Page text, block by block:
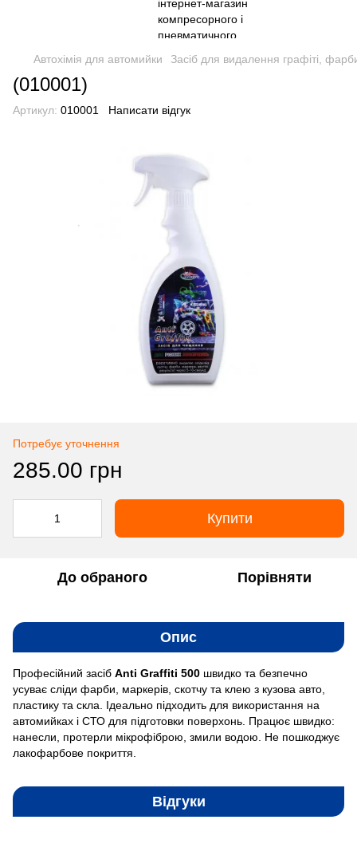
Автохімія для автомийки Засіб для видалення графіті,
(010001)
Артикул: 010001 Написати відгук
Потребує уточнення
285.00 грн
Купити
До обраного Порівняти
Опис
Професійний засіб Anti Graffiti 500 швидко та безпечно
усуває сліди фарби, маркерів, скотчу та клею з кузова авто,
пластику та скла. Ідеально підходить для використання на
автомийках і СТО для підготовки поверхонь. Працює швидко:
нанесли, протерли мікрофіброю, змили водою. Не пошкоджує
лакофарбове покриття.
Відгуки